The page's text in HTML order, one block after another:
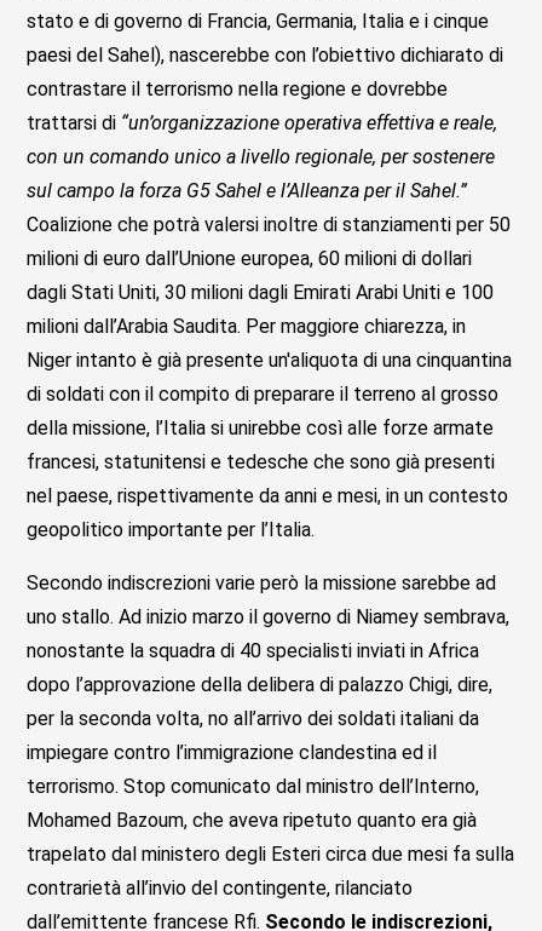
stato e di governo di Francia, Germania, Italia e i cinque
paesi del Sahel), nascerebbe con l’obiettivo dichiarato di
contrastare il terrorismo nella regione e dovrebbe
trattarsi di “un’organizzazione operativa effettiva e reale,
con un comando unico a livello regionale, per sostenere
sul campo la forza G5 Sahel e l’Alleanza per il Sahel.”
Coalizione che potrà valersi inoltre di stanziamenti per 50
milioni di euro dall’Unione europea, 60 milioni di dollari
dagli Stati Uniti, 30 milioni dagli Emirati Arabi Uniti e 100
milioni dall’Arabia Saudita. Per maggiore chiarezza, in
Niger intanto è già presente un'aliquota di una cinquantina
di soldati con il compito di preparare il terreno al grosso
della missione, l’Italia si unirebbe così alle forze armate
francesi, statunitensi e tedesche che sono già presenti
nel paese, rispettivamente da anni e mesi, in un contesto
geopolitico importante per l’Italia.
Secondo indiscrezioni varie però la missione sarebbe ad
uno stallo. Ad inizio marzo il governo di Niamey sembrava,
nonostante la squadra di 40 specialisti inviati in Africa
dopo l’approvazione della delibera di palazzo Chigi, dire,
per la seconda volta, no all’arrivo dei soldati italiani da
impiegare contro l’immigrazione clandestina ed il
terrorismo. Stop comunicato dal ministro dell’Interno,
Mohamed Bazoum, che aveva ripetuto quanto era già
trapelato dal ministero degli Esteri circa due mesi fa sulla
contrarietà all’invio del contingente, rilanciato
dall’emittente francese Rfi. Secondo le indiscrezioni,